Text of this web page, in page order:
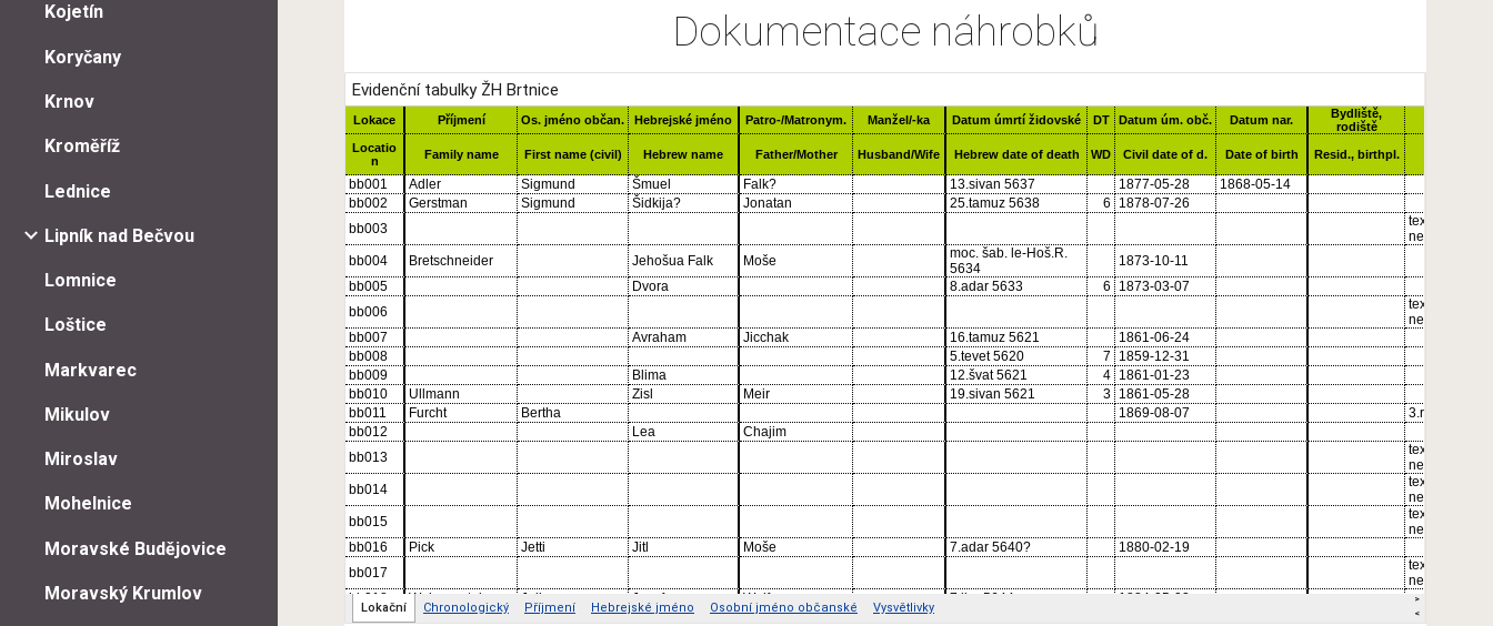
Kojetín
Koryčany
Krnov
Kroměříž
Lednice
Lipník nad Bečvou
Lomnice
Loštice
Markvarec
Mikulov
Miroslav
Mohelnice
Moravské Budějovice
Moravský Krumlov
Dokumentace náhrobků